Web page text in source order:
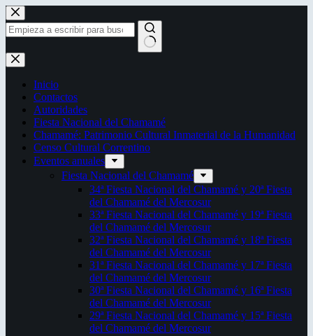
Saltar
al
contenido
Sin
resultados
Inicio
Contactos
Autoridades
Fiesta Nacional del Chamamé
Chamamé: Patrimonio Cultural Inmaterial de la Humanidad
Censo Cultural Correntino
Eventos anuales
Fiesta Nacional del Chamamé
34ª Fiesta Nacional del Chamamé y 20ª Fiesta
del Chamamé del Mercosur
33ª Fiesta Nacional del Chamamé y 19ª Fiesta
del Chamamé del Mercosur
32ª Fiesta Nacional del Chamamé y 18ª Fiesta
del Chamamé del Mercosur
31ª Fiesta Nacional del Chamamé y 17ª Fiesta
del Chamamé del Mercosur
30ª Fiesta Nacional del Chamamé y 16ª Fiesta
del Chamamé del Mercosur
29ª Fiesta Nacional del Chamamé y 15ª Fiesta
del Chamamé del Mercosur